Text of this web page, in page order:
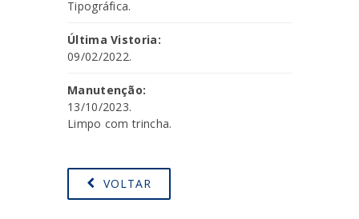
Tipográfica.
Última Vistoria:
09/02/2022.
Manutenção:
13/10/2023.
Limpo com trincha.
VOLTAR